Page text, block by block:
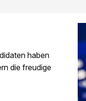
haben
die freudige